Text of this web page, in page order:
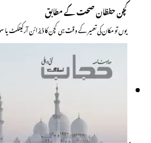
کچن حفظان صحت کے مطابق
یوں تو مکان کی تعمیر کے وقت ہی کچن کا ڈیزائن آرکیٹکٹ یا